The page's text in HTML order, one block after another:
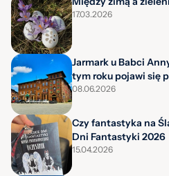
17.03.2026
Jarmark u Babci
tym roku pojawi się
08.06.2026
Czy fantastyka na
Dni Fantastyki 2026
15.04.2026